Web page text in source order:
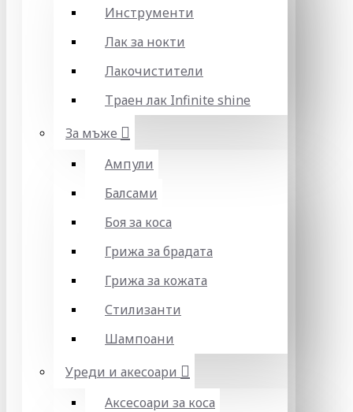
Инструменти
Лак за нокти
Лакочистители
Траен лак Infinite shine
За мъже
Ампули
Балсами
Боя за коса
Грижа за брадата
Грижа за кожата
Стилизанти
Шампоани
Уреди и акесоари
Аксесоари за коса